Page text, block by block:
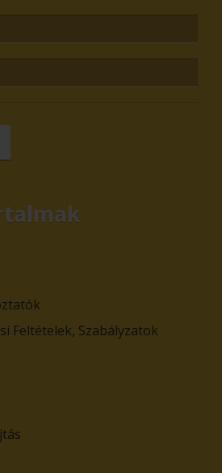
Feltételek, Szabályzatok